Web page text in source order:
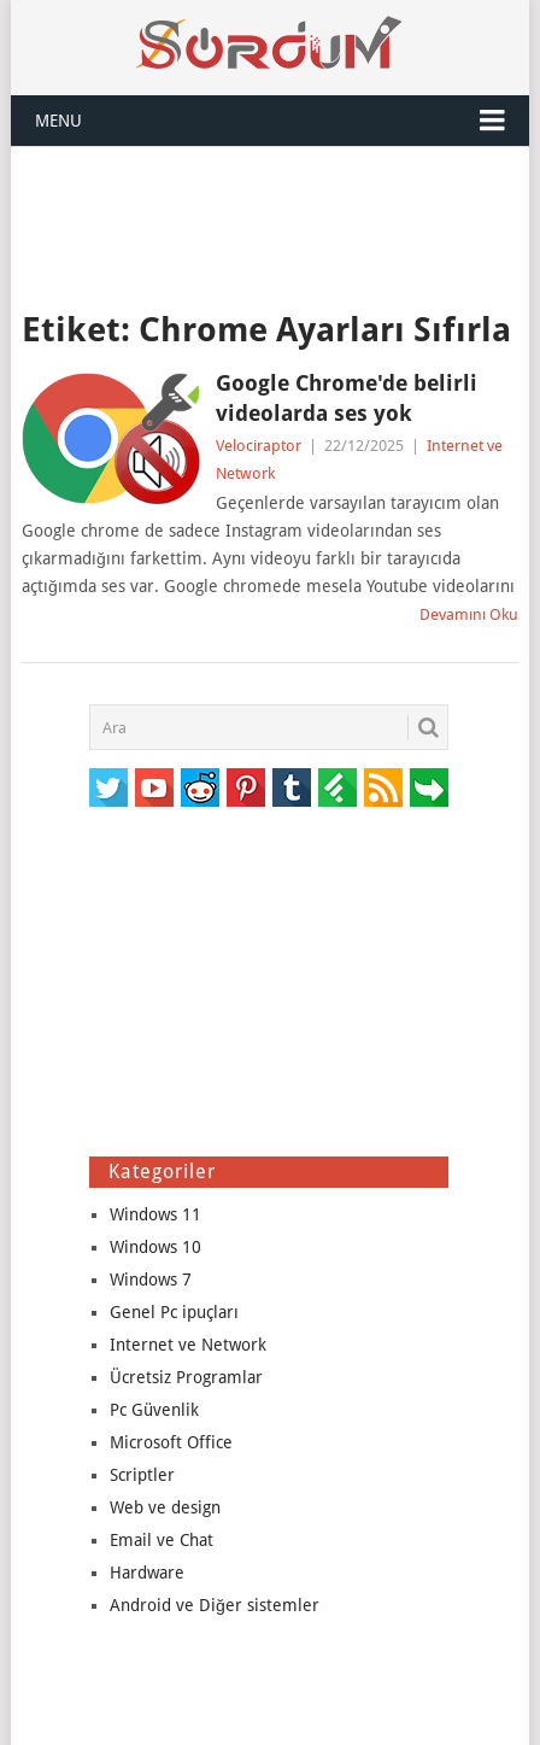
MENU
Etiket: Chrome Ayarları Sıfırla
Google Chrome'de belirli
videolarda ses yok
Velociraptor 22/12/2025
Internet ve
Network
Geçenlerde varsayılan tarayıcım olan
Google chrome de sadece Instagram videolarından ses
çıkarmadığını farkettim. Aynı videoyu farklı bir tarayıcıda
açtığımda ses var. Google chromede mesela Youtube videolarını
Devamını Oku
Kategoriler
Windows 11
Windows 10
Windows 7
Genel Pc ipuçları
Internet ve Network
Ücretsiz Programlar
Pc Güvenlik
Microsoft Office
Scriptler
Web ve design
Email ve Chat
Hardware
Android ve Diğer sistemler